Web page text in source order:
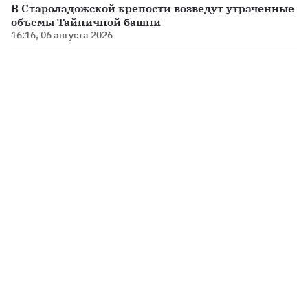
В Староладожской крепости возведут утраченные
объемы Тайничной башни
16:16, 06 августа 2026